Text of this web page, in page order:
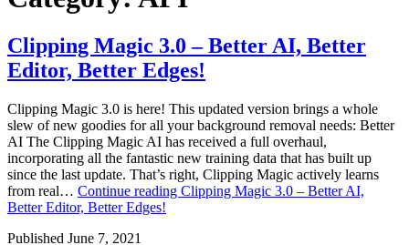
Clipping Magic 3.0 – Better AI, Better
Editor, Better Edges!
Clipping Magic 3.0 is here! This updated version brings a whole
slew of new goodies for all your background removal needs: Better
AI The Clipping Magic AI has received a full overhaul,
incorporating all the fantastic new training data that has built up
since the last update. That’s right, Clipping Magic actively learns
from real… Continue reading Clipping Magic 3.0 – Better AI,
Better Editor, Better Edges!
Published June 7, 2021